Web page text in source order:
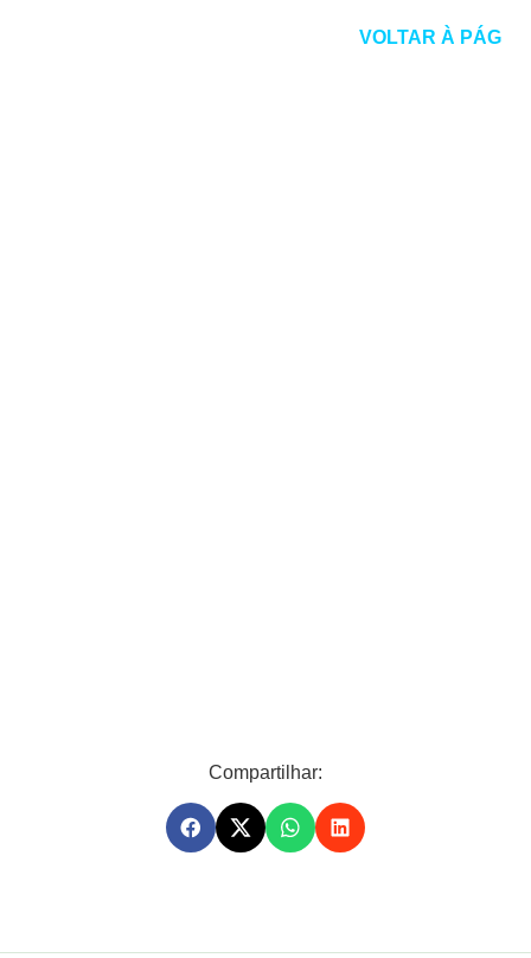
Compartilhar: